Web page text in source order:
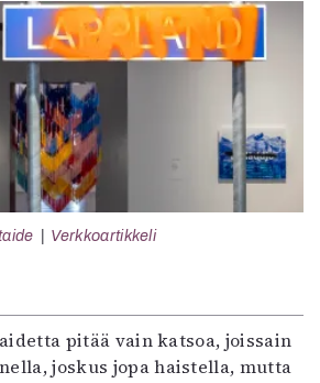
Verkkoartikkeli
pitää vain katsoa, joissain
joskus jopa haistella, mutta